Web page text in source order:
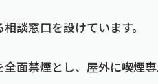
談窓口を設けています。
面禁煙とし、屋外に喫煙専